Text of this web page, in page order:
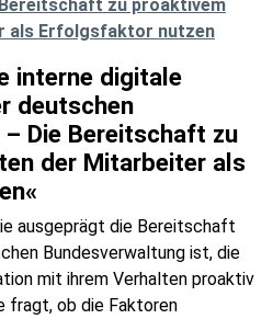
interne digitale
deutschen
Die Bereitschaft zu
der Mitarbeiter als
ausgeprägt die Bereitschaft
Bundesverwaltung ist, die
mit ihrem Verhalten proaktiv
fragt, ob die Faktoren